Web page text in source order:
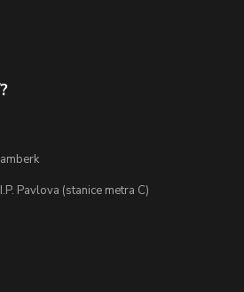
Pavlova (stanice metra C)